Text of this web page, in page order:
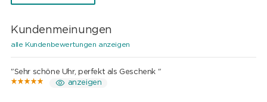
Kundenmeinungen
alle Kundenbewertungen anzeigen
"Sehr schöne Uhr, perfekt als Geschenk "
anzeigen